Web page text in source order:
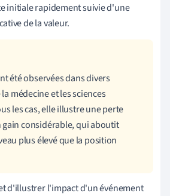
initiale rapidement suivie d'une
de la valeur.
été observées dans divers
médecine et les sciences
les cas, elle illustre une perte
considérable, qui aboutit
plus élevé que la position
d'illustrer l'impact d'un événement